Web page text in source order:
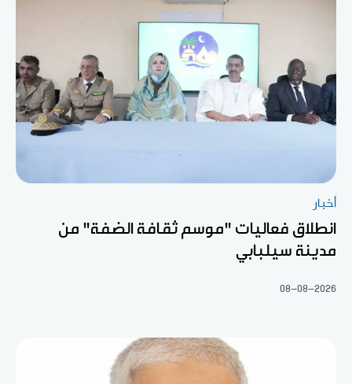
أخبار
انطلاق فعاليات "موسم ثقافة الضفة" من
مدينة سيلبابي
08-08-2026